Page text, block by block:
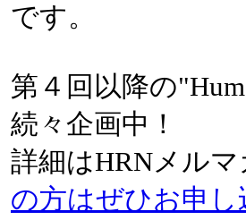
です。
第４回以降の
続々企画中！
詳細はHRNメル
の方はぜひお申し